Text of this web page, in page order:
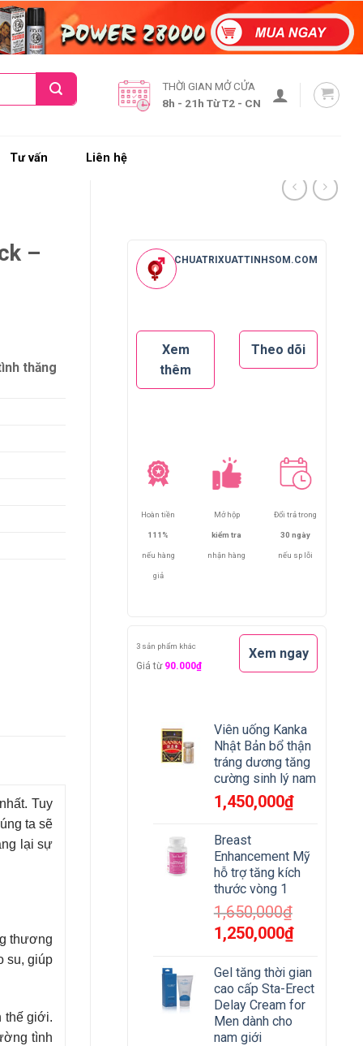
THỜI GIAN MỞ CỬA
8h - 21h Từ T2 - CN
Tư vấn Liên hệ
CHUATRIXUATTINHSOM.COM
Xem
thêm
Theo dõi
Hoàn tiền
111%
nếu hàng
giả
Mở hộp
kiểm tra
nhận hàng
Đổi trả trong
30 ngày
nếu sp lỗi
3 sản phẩm khác
Giá từ 90.000₫
Xem ngay
Viên uống Kanka
Nhật Bản bổ thận
tráng dương tăng
cường sinh lý nam
1,450,000₫
Breast
Enhancement Mỹ
hỗ trợ tăng kích
thước vòng 1
1,650,000₫
Giá
là:
1,650,000₫.
1,250,000₫Giá
tại
là:
1,250,000₫.
Gel tăng thời gian
cao cấp Sta-Erect
Delay Cream for
Men dành cho
nam giới
–
thăng
Tuy
ta sẽ
lại sự
thương
su, giúp
thế giới.
tình